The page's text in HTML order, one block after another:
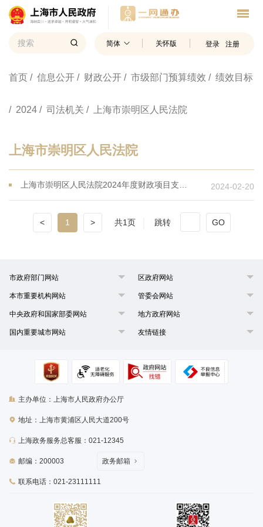
简体 关怀版 登录 注册
首页 / 信息公开 / 财政公开 / 市级部门预算绩效 / 绩效目标
/ 2024 / 司法机关 / 上海市崇明区人民法院
上海市崇明区人民法院
2024-02-20
< 1 > 共1页 跳转 GO
市政府部门网站 区政府网站
本市重要机构网站 管委会网站
中央政府和国家部委网站 地方政府网站
国内重要城市网站 友情链接
主办单位：上海市人民政府办公厅
地址：上海市黄浦区人民大道200号
上海政务服务总客服：021-12345
邮编：200003
联系电话：021-23111111
政务邮箱